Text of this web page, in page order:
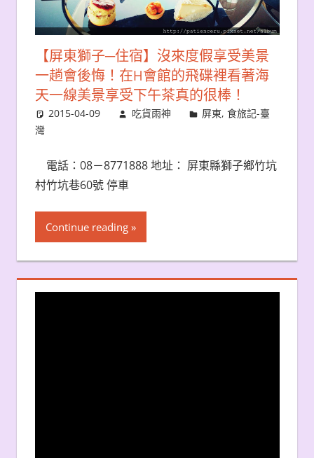
【屏東獅子─住宿】沒來度假享受美景
一趟會後悔！在H會館的飛碟裡看著海
天一線美景享受下午茶真的很棒！
2015-04-09 吃貨雨神 屏東,食旅記-臺
灣
電話：08－8771888 地址： 屏東縣獅子鄉竹坑
村竹坑巷60號 停車
Continue reading